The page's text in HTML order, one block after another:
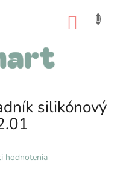
silikónový
hodnotenia